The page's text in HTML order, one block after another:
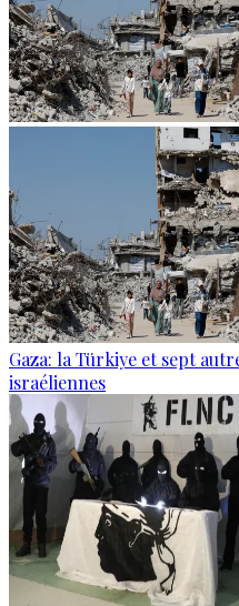
Gaza: la Türkiye et sept
israéliennes